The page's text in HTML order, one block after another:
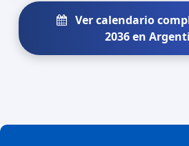
Ver calendario
2036 en